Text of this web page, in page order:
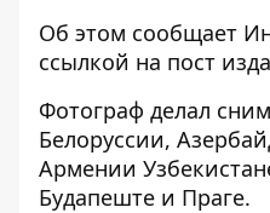
Об этом сообщает
ссылкой на пост
Фотограф делал
Белоруссии,
Армении
Будапеште и Праге.